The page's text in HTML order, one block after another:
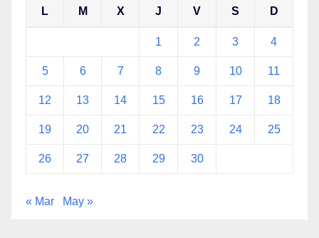
L M X J V S D
1 2 3 4
5 6 7 8 9 10 11
12 13 14 15 16 17 18
19 20 21 22 23 24 25
26 27 28 29 30
« Mar May »